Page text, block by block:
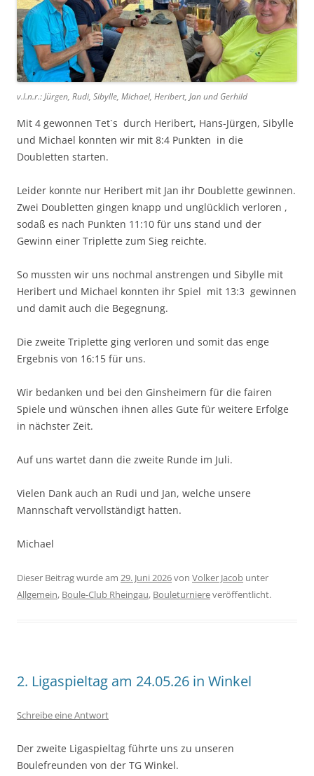
v.l.n.r.: Jürgen, Rudi, Sibylle, Michael, Heribert, Jan und Gerhild
Mit 4 gewonnen Tet`s durch Heribert, Hans-Jürgen, Sibylle
und Michael konnten wir mit 8:4 Punkten in die
Doubletten starten.
Leider konnte nur Heribert mit Jan ihr Doublette gewinnen.
Zwei Doubletten gingen knapp und unglücklich verloren ,
sodaß es nach Punkten 11:10 für uns stand und der
Gewinn einer Triplette zum Sieg reichte.
So mussten wir uns nochmal anstrengen und Sibylle mit
Heribert und Michael konnten ihr Spiel mit 13:3 gewinnen
und damit auch die Begegnung.
Die zweite Triplette ging verloren und somit das enge
Ergebnis von 16:15 für uns.
Wir bedanken und bei den Ginsheimern für die fairen
Spiele und wünschen ihnen alles Gute für weitere Erfolge
in nächster Zeit.
Auf uns wartet dann die zweite Runde im Juli.
Vielen Dank auch an Rudi und Jan, welche unsere
Mannschaft vervollständigt hatten.
Michael
Dieser Beitrag wurde am 29. Juni 2026von Volker Jacob unter
Allgemein, Boule-Club Rheingau, Bouleturniereveröffentlicht.
2. Ligaspieltag am 24.05.26 in Winkel
Schreibe eine Antwort
Der zweite Ligaspieltag führte uns zu unseren
Boulefreunden von der TG Winkel.